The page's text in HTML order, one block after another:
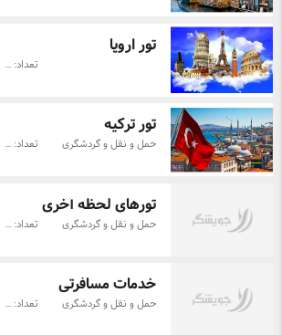
تور اروپا
تعداد: 26
تور ترکیه
حمل و نقل و گردشگری تعداد: 48
تورهای لحظه آخری
حمل و نقل و گردشگری تعداد: 11
خدمات مسافرتی
حمل و نقل و گردشگری تعداد: 12